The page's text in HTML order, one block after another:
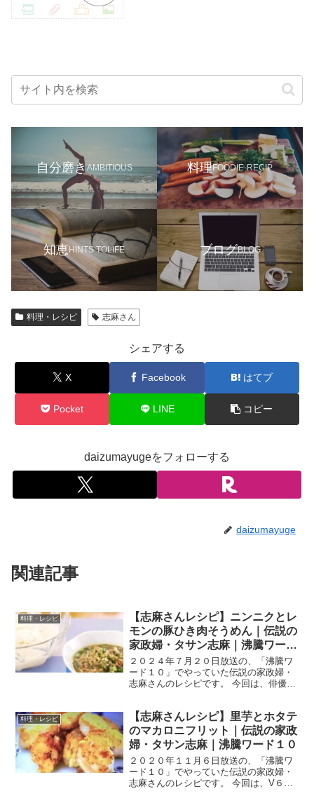
自分磨きAMBITIOUS 料理FOODIE-RECIP
知恵HINTS TOLIFE ブログBLOG
料理・レシピ 志麻さん
シェアする
X Facebook はてブ
Pocket LINE コピー
daizumayugeをフォローする
daizumayuge
関連記事
料理・レシピ
【志麻さんレシピ】ニンニクとレ
モンの豚ひき肉そうめん｜伝説の
家政婦・タサン志麻｜沸騰ワード
10
２０２４年７月２０日放送の、「沸騰ワ
ード１０」でやっていた伝説の家政婦・
志麻さんのレシピです。 今回は、俳優の
絵里奈さん迎えて、「猛暑を乗り切る！
最強レシピ 真夏のスタ...
料理・レシピ
【志麻さんレシピ】里芋とホタテ
のマカロニフリット｜伝説の家政
婦・タサン志麻｜沸騰ワード１０
２０２０年１１月６日放送の、「沸騰ワ
ード１０」でやっていた伝説の家政婦・
志麻さんのレシピです。 今回は、V６の